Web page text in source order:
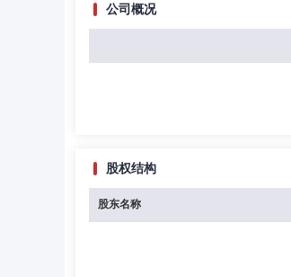
公司概况
股权结构
股东名称